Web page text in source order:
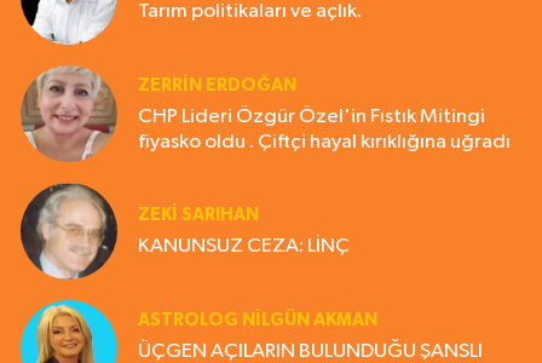
Tarım politikaları ve açlık.
ZERRIN ERDOĞAN
CHP Lideri Özgür Özel'in Fıstık Mitingi
fiyasko oldu . Çiftçi hayal kırıklığına uğradı
ZEKI SARIHAN
KANUNSUZ CEZA: LİNÇ
ASTROLOG NILGÜN AKMAN
ÜÇGEN AÇILARIN BULUNDUĞU ŞANSLI